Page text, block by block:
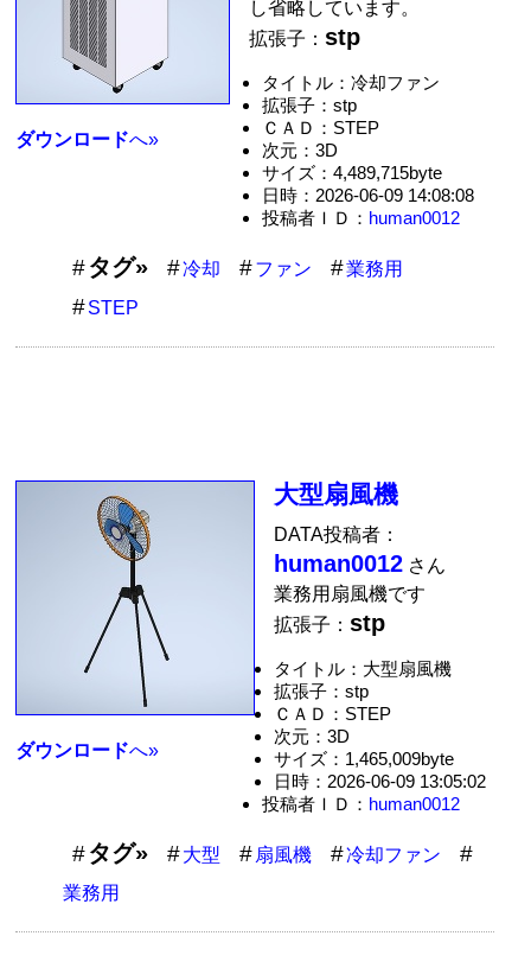
ダウンロードへ»
し省略しています。
拡張子：stp
タイトル：冷却ファン
拡張子：stp
ＣＡＤ：STEP
次元：3D
サイズ：4,489,715byte
日時：2026-06-09 14:08:08
投稿者ＩＤ： human0012
タグ» 冷却 ファン
業務用
STEP
ダウンロードへ»
大型扇風機
DATA投稿者：
human0012 さん
業務用扇風機です
拡張子：stp
タイトル：大型扇風機
拡張子：stp
ＣＡＤ：STEP
次元：3D
サイズ：1,465,009byte
日時：2026-06-09 13:05:02
投稿者ＩＤ： human0012
タグ» 大型 扇風機
冷却ファン
業務用